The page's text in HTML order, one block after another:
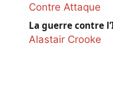
Contre Attaque
La guerre contre
Alastair Crooke